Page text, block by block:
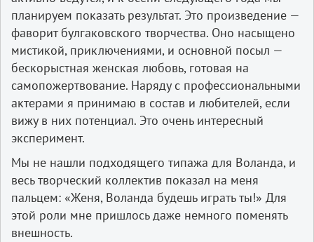
планируем показать результат. Это произведение —
фаворит булгаковского творчества. Оно насыщено
мистикой, приключениями, и основной посыл —
бескорыстная женская любовь, готовая на
самопожертвование. Наряду с профессиональными
актерами я принимаю в состав и любителей, если
вижу в них потенциал. Это очень интересный
эксперимент.
Мы не нашли подходящего типажа для Воланда, и
весь творческий коллектив показал на меня
пальцем: «Женя, Воланда будешь играть ты!» Для
этой роли мне пришлось даже немного поменять
внешность.